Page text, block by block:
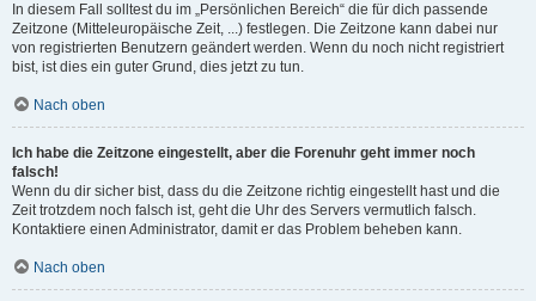
In diesem Fall solltest du im „Persönlichen Bereich“ die für dich passende
Zeitzone (Mitteleuropäische Zeit, ...) festlegen. Die Zeitzone kann dabei nur
von registrierten Benutzern geändert werden. Wenn du noch nicht registriert
bist, ist dies ein guter Grund, dies jetzt zu tun.
Nach oben
Ich habe die Zeitzone eingestellt, aber die Forenuhr geht immer noch
falsch!
Wenn du dir sicher bist, dass du die Zeitzone richtig eingestellt hast und die
Zeit trotzdem noch falsch ist, geht die Uhr des Servers vermutlich falsch.
Kontaktiere einen Administrator, damit er das Problem beheben kann.
Nach oben